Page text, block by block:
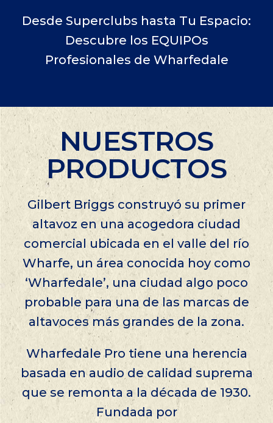
Desde Superclubs hasta Tu Espacio:
Descubre los EQUIPOs
Profesionales de Wharfedale
NUESTROS
PRODUCTOS
Gilbert Briggs construyó su primer
altavoz en una acogedora ciudad
comercial ubicada en el valle del río
Wharfe, un área conocida hoy como
‘Wharfedale’, una ciudad algo poco
probable para una de las marcas de
altavoces más grandes de la zona.
Wharfedale Pro tiene una herencia
basada en audio de calidad suprema
que se remonta a la década de 1930.
Fundada por